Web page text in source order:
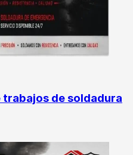
trabajos de soldadura